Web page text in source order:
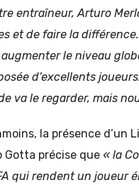
entraîneur, Arturo
et de faire la
le niveau
d’excellents
va le regarder, mais
la présence d’un
Gotta précise que « la
qui rendent un joueur